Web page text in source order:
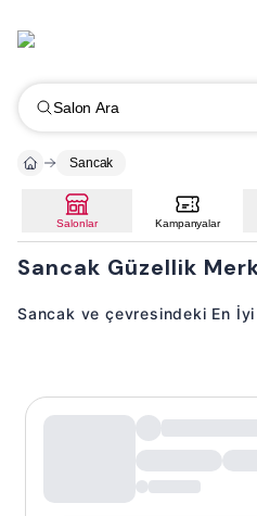
Salon Ara
Sancak
Salonlar Kampanyalar
Sancak Güzellik
Sancak ve çevresindeki En